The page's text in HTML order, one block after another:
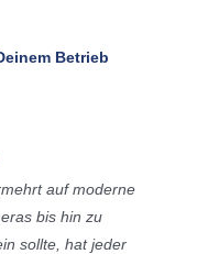
Betrieb
auf moderne
bis hin zu
sollte, hat jeder